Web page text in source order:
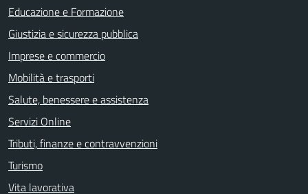
Educazione e Formazione
Giustizia e sicurezza pubblica
Imprese e commercio
Mobilità e trasporti
Salute, benessere e assistenza
Servizi Online
Tributi, finanze e contravvenzioni
Turismo
Vita lavorativa